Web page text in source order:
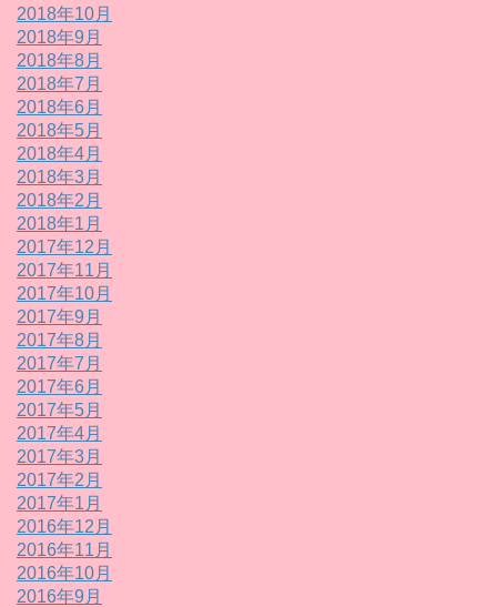
2018年10月
2018年9月
2018年8月
2018年7月
2018年6月
2018年5月
2018年4月
2018年3月
2018年2月
2018年1月
2017年12月
2017年11月
2017年10月
2017年9月
2017年8月
2017年7月
2017年6月
2017年5月
2017年4月
2017年3月
2017年2月
2017年1月
2016年12月
2016年11月
2016年10月
2016年9月